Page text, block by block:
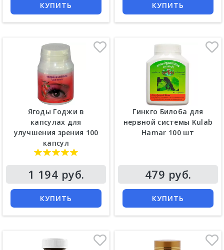
КУПИТЬ КУПИТЬ
Ягоды Годжи в
капсулах для
улучшения зрения 100
капсул
1 194 руб.
КУПИТЬ
Гинкго Билоба для
нервной системы Kulab
Hamar 100 шт
479 руб.
КУПИТЬ